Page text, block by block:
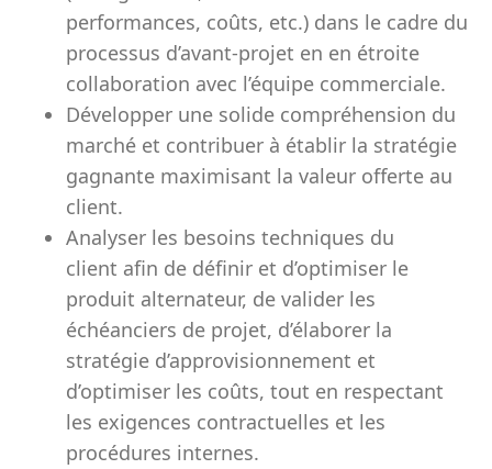
performances, coûts, etc.) dans le cadre du
processus d’avant-projet en en étroite
collaboration avec l’équipe commerciale.
Développer une solide compréhension du
marché et contribuer à établir la stratégie
gagnante maximisant la valeur offerte au
client.
Analyser les besoins techniques du
client afin de définir et d’optimiser le
produit alternateur, de valider les
échéanciers de projet, d’élaborer la
stratégie d’approvisionnement et
d’optimiser les coûts, tout en respectant
les exigences contractuelles et les
procédures internes.